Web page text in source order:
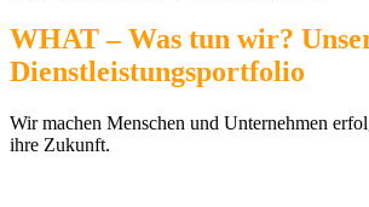
WHAT – Was tun wir?
Dienstleistungsportfolio
Wir machen Menschen und Unternehmen
ihre Zukunft.